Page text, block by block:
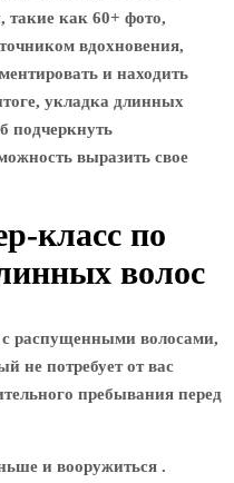
такие как 60+ фото,
вдохновения,
и находить
укладка длинных
подчеркнуть
выразить свое
класс по
волос
распущенными волосами,
не потребует от вас
пребывания перед
и вооружиться .